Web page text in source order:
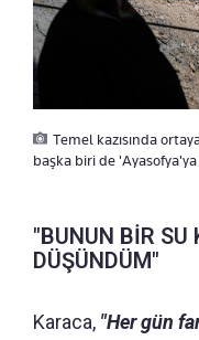
Temel kazısında
başka biri de
"BUNUN BİR SU
DÜŞÜNDÜM"
Karaca, "Her gün